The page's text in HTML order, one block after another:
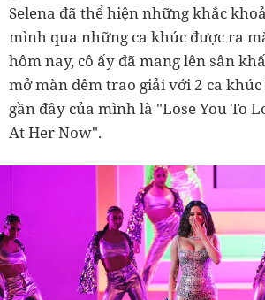
Selena đã thể hiện những khắc
mình qua những ca khúc được ra
hôm nay, cô ấy đã mang lên sân
mở màn đêm trao giải với 2 ca
gần đây của mình là "Lose You To
At Her Now".